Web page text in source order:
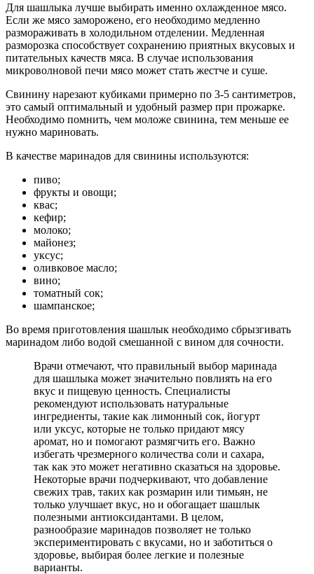
Для шашлыка лучше выбирать именно охлажденное мясо.
Если же мясо заморожено, его необходимо медленно
размораживать в холодильном отделении. Медленная
разморозка способствует сохранению приятных вкусовых и
питательных качеств мяса. В случае использования
микроволновой печи мясо может стать жестче и суше.
Свинину нарезают кубиками примерно по 3-5 сантиметров,
это самый оптимальный и удобный размер при прожарке.
Необходимо помнить, чем моложе свинина, тем меньше ее
нужно мариновать.
В качестве маринадов для свинины используются:
пиво;
фрукты и овощи;
квас;
кефир;
молоко;
майонез;
уксус;
оливковое масло;
вино;
томатный сок;
шампанское;
Во время приготовления шашлык необходимо сбрызгивать
маринадом либо водой смешанной с вином для сочности.
Врачи отмечают, что правильный выбор маринада
для шашлыка может значительно повлиять на его
вкус и пищевую ценность. Специалисты
рекомендуют использовать натуральные
ингредиенты, такие как лимонный сок, йогурт
или уксус, которые не только придают мясу
аромат, но и помогают размягчить его. Важно
избегать чрезмерного количества соли и сахара,
так как это может негативно сказаться на здоровье.
Некоторые врачи подчеркивают, что добавление
свежих трав, таких как розмарин или тимьян, не
только улучшает вкус, но и обогащает шашлык
полезными антиоксидантами. В целом,
разнообразие маринадов позволяет не только
экспериментировать с вкусами, но и заботиться о
здоровье, выбирая более легкие и полезные
варианты.